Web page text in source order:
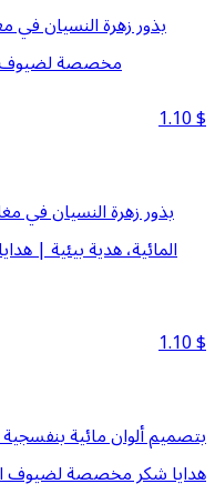
بذور زهرة النسيان في
مخصصة لضيوف
1.10$
بذور زهرة النسيان في
المائية، هدية بيئية |
1.10$
هدايا شكر مخصصة لضيوف